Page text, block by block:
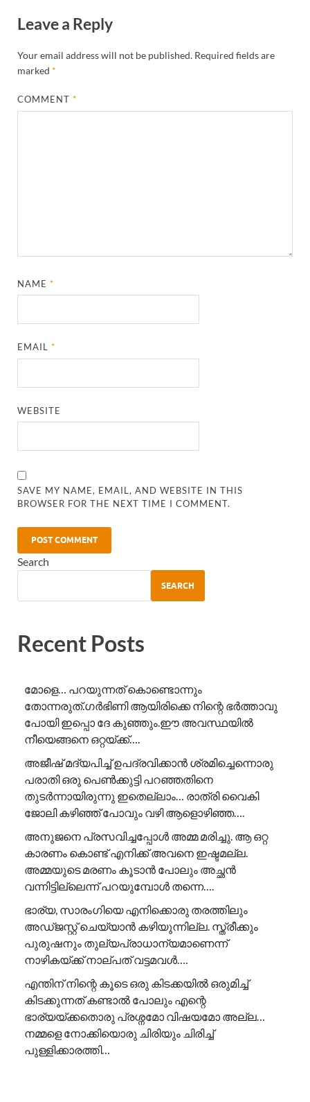
Leave a Reply
Your email address will not be published. Required fields are
marked *
COMMENT*
NAME*
EMAIL*
WEBSITE
SAVE MY NAME, EMAIL, AND WEBSITE IN THIS
BROWSER FOR THE NEXT TIME I COMMENT.
Search
SEARCH
Recent Posts
മോളെ… പറയുന്നത് കൊണ്ടൊന്നും
തോന്നരുത്.ഗർഭിണി ആയിരിക്കെ നിന്റെ ഭർത്താവു
പോയി ഇപ്പൊ ദേ കുഞ്ഞും.ഈ അവസ്ഥയിൽ
നീയെങ്ങനെ ഒറ്റയ്ക്ക്….
അജീഷ് മദ്യപിച്ച് ഉപദ്രവിക്കാൻ ശ്രമിച്ചെന്നൊരു
പരാതി ഒരു പെൺക്കുട്ടി പറഞ്ഞതിനെ
തുടർന്നായിരുന്നു ഇതെല്ലാം… രാത്രി വൈകി
ജോലി കഴിഞ്ഞ് പോവും വഴി ആളൊഴിഞ്ഞ….
അനുജനെ പ്രസവിച്ചപ്പോൾ അമ്മ മരിച്ചു. ആ ഒറ്റ
കാരണം കൊണ്ട് എനിക്ക് അവനെ ഇഷ്ടമല്ല.
അമ്മയുടെ മരണം കൂടാൻ പോലും അച്ഛൻ
വന്നിട്ടില്ലെന്ന് പറയുമ്പോൾ തന്നെ….
ഭാര്യ, സാരംഗിയെ എനിക്കൊരു തരത്തിലും
അഡ്ജസ്റ്റ് ചെയ്യാൻ കഴിയുന്നില്ല. സ്ത്രീക്കും
പുരുഷനും തുല്യപ്രാധാന്യമാണെന്ന്
നാഴികയ്ക്ക് നാല്പത് വട്ടമവൾ….
എന്തിന് നിന്റെ കൂടെ ഒരു കിടക്കയിൽ ഒരുമിച്ച്
കിടക്കുന്നത് കണ്ടാൽ പോലും എന്റെ
ഭാര്യയ്ക്കതൊരു പ്രശ്നമോ വിഷയമോ അല്ല…
നമ്മളെ നോക്കിയൊരു ചിരിയും ചിരിച്ച്
പുള്ളിക്കാരത്തി…